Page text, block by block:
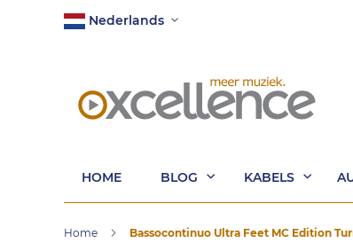
naarNederlands
HOME BLOG KABELS
Home Bassocontinuo Ultra Feet MC Edition